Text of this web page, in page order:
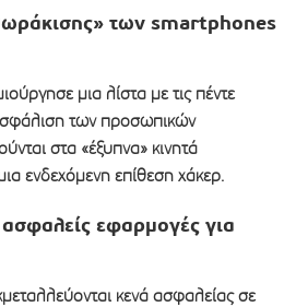
των smartphones
μια λίστα με τις πέντε
των προσωπικών
στα «έξυπνα» κινητά
ενδεχόμενη επίθεση χάκερ.
εφαρμογές για
κενά ασφαλείας σε